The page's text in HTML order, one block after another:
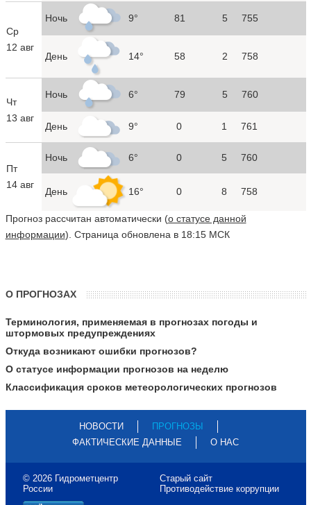
Ср
12 авг
Ночь 9° 81 5 755
День 14° 58 2 758
Чт
13 авг
Ночь 6° 79 5 760
День 9° 0 1 761
Пт
14 авг
Ночь 6° 0 5 760
День 16° 0 8 758
Прогноз рассчитан автоматически (о статусе данной
информации). Страница обновлена в 18:15 МСК
О ПРОГНОЗАХ
Терминология, применяемая в прогнозах погоды и
штормовых предупреждениях
Откуда возникают ошибки прогнозов?
О статусе информации прогнозов на неделю
Классификация сроков метеорологических прогнозов
НОВОСТИ
ПРОГНОЗЫ
ФАКТИЧЕСКИЕ ДАННЫЕ
О НАС
© 2026 Гидрометцентр
России
Старый сайт
Противодействие коррупции